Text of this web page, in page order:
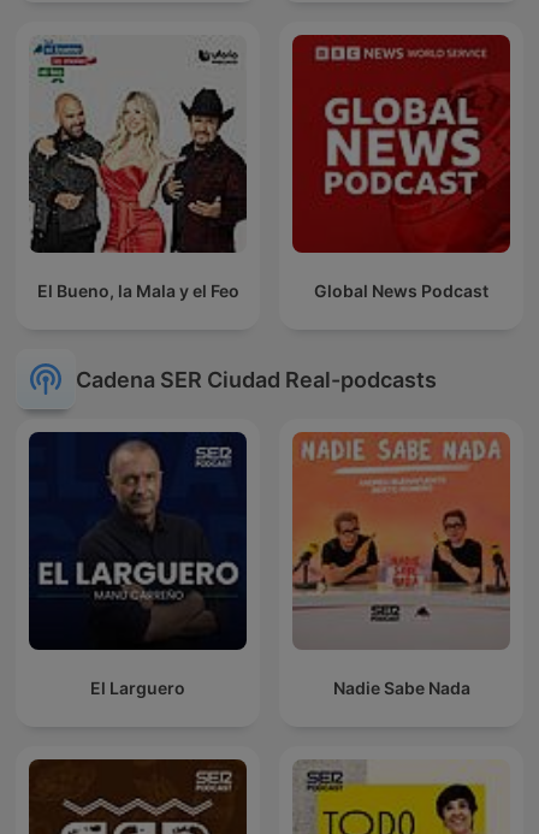
El Bueno, la Mala y el Feo Global News Podcast
Cadena SER Ciudad Real-podcasts
El Larguero Nadie Sabe Nada